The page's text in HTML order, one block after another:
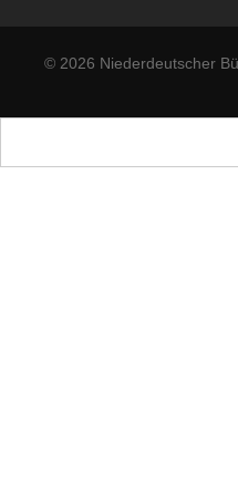
© 2026 Niederdeutscher